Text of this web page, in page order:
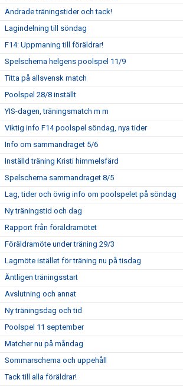
Ändrade träningstider och tack!
Lagindelning till söndag
F14: Uppmaning till föräldrar!
Spelschema helgens poolspel 11/9
Titta på allsvensk match
Poolspel 28/8 inställt
YIS-dagen, träningsmatch m m
Viktig info F14 poolspel söndag, nya tider
Info om sammandraget 5/6
Inställd träning Kristi himmelsfärd
Spelschema sammandraget 8/5
Lag, tider och övrig info om poolspelet på söndag
Ny träningstid och dag
Rapport från föräldramötet
Föräldramöte under träning 29/3
Lagmöte istället för träning nu på tisdag
Äntligen träningsstart
Avslutning och annat
Ny träningsdag och tid
Poolspel 11 september
Matcher nu på måndag
Sommarschema och uppehåll
Tack till alla föräldrar!